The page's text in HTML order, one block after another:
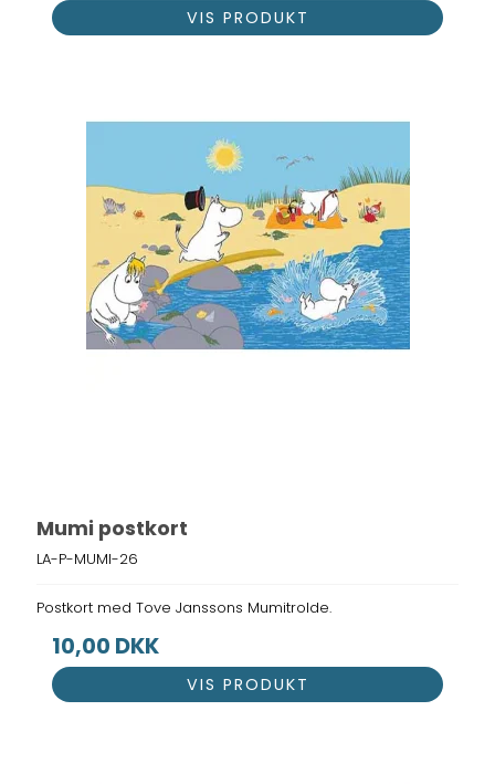
VIS PRODUKT
Mumi postkort
LA-P-MUMI-26
Postkort med Tove Janssons Mumitrolde.
10,00 DKK
VIS PRODUKT